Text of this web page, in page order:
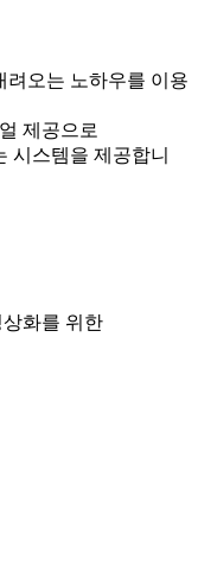
려오는 노하우를 이용
제공으로
시스템을 제공합니
화를 위한